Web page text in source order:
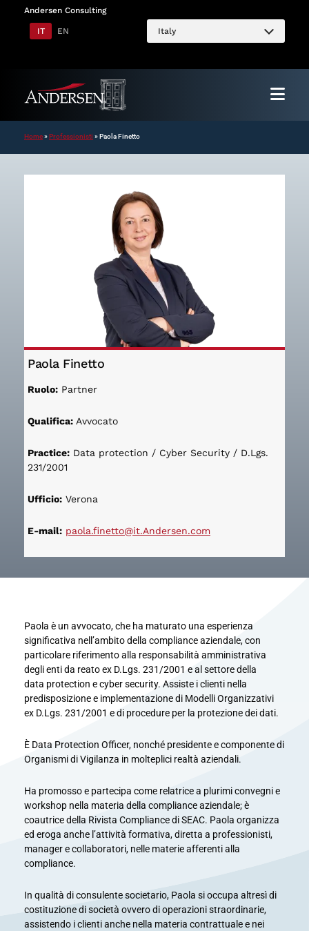
contenuto
Andersen Consulting
IT EN Italy
Home»Professionisti »Paola Finetto
Paola Finetto
Ruolo: Partner
Qualifica: Avvocato
Practice: Data protection / Cyber Security / D.Lgs.
231/2001
Ufficio: Verona
E-mail: paola.finetto@it.Andersen.com
Paola è un avvocato, che ha maturato una esperienza
significativa nell’ambito della complianceaziendale, con
particolare riferimento alla responsabilità amministrativa
degli enti da reato ex D.Lgs. 231/2001 e al settore della
data protection ecyber security. Assiste i clienti nella
predisposizione e implementazione di Modelli Organizzativi
ex D.Lgs. 231/2001 e di procedure per la protezione dei dati.
È Data Protection Officer, nonché presidente ecomponente di
Organismi di Vigilanza in molteplici realtà aziendali.
Ha promosso e partecipa come relatrice a plurimiconvegni e
workshop nella materia della complianceaziendale; è
coautrice della Rivista Compliance diSEAC. Paola organizza
ed eroga anche l’attività formativa, diretta a professionisti,
manager ecollaboratori, nelle materie afferenti alla
compliance.
In qualità di consulente societario, Paola si occupa altresì di
costituzione di società ovvero di operazionistraordinarie,
assistendo i clienti anche nella materia contrattuale e nei